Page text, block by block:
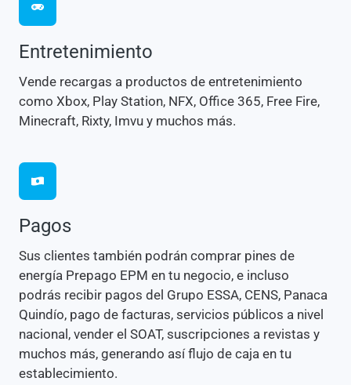
Entretenimiento
Vende recargas a productos de entretenimiento
como Xbox, Play Station, NFX, Office 365, Free Fire,
Minecraft, Rixty, Imvu y muchos más.
Pagos
Sus clientes también podrán comprar pines de
energía Prepago EPM en tu negocio, e incluso
podrás recibir pagos del Grupo ESSA, CENS, Panaca
Quindío, pago de facturas, servicios públicos a nivel
nacional, vender el SOAT, suscripciones a revistas y
muchos más, generando así flujo de caja en tu
establecimiento.